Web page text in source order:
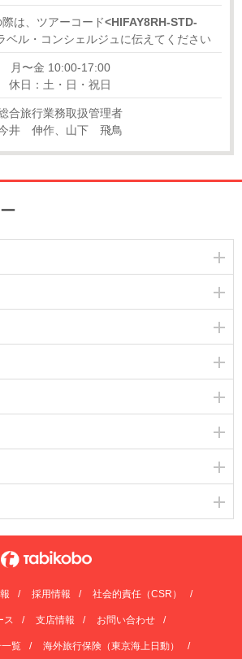
は、ツアーコード<HIFAY8RH-STD-
ベル・コンシェルジュに伝えてください
月〜金 10:00-17:00
休日：土・日・祝日
合旅行業務取扱管理者
井 伸作、山下 飛鳥
採用情報 社会的責任（CSR）
ス 支店情報 お問い合わせ
覧 海外旅行保険（東京海上日動）